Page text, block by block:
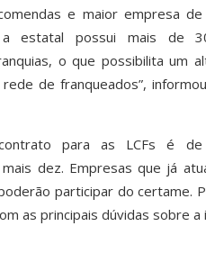
e maior empresa de
a estatal possui mais de
o que possibilita um
de franqueados”,
para as LCFs é de
dez. Empresas que já
participar do certame.
as principais dúvidas sobre a